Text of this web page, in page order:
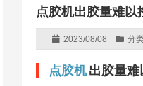
点胶机出胶量难以
2023/08/08 分
点胶机 出胶量难